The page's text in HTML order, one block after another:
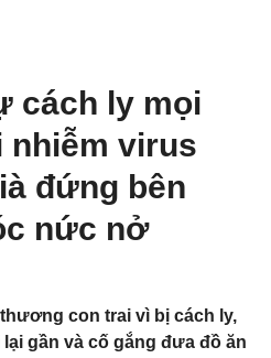
cách ly mọi
virus
đứng bên
nức nở
con trai vì bị cách ly,
gần và cố gắng đưa đồ ăn